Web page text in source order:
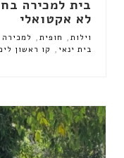
בית למכירה
לא אקטואלי
וילות , חופית ,
בית ינאי , קו ראשון